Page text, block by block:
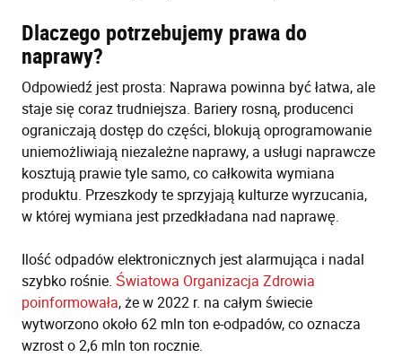
Dlaczego potrzebujemy prawa do
naprawy?
Odpowiedź jest prosta: Naprawa powinna być łatwa, ale
staje się coraz trudniejsza. Bariery rosną, producenci
ograniczają dostęp do części, blokują oprogramowanie
uniemożliwiają niezależne naprawy, a usługi naprawcze
kosztują prawie tyle samo, co całkowita wymiana
produktu. Przeszkody te sprzyjają kulturze wyrzucania,
w której wymiana jest przedkładana nad naprawę.
Ilość odpadów elektronicznych jest alarmująca i nadal
szybko rośnie. Światowa Organizacja Zdrowia
poinformowała, że w 2022 r. na całym świecie
wytworzono około 62 mln ton e-odpadów, co oznacza
wzrost o 2,6 mln ton rocznie.